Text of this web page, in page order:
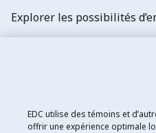
Explorer les possibilités
EDC utilise des témoins et
offrir une expérience optimale